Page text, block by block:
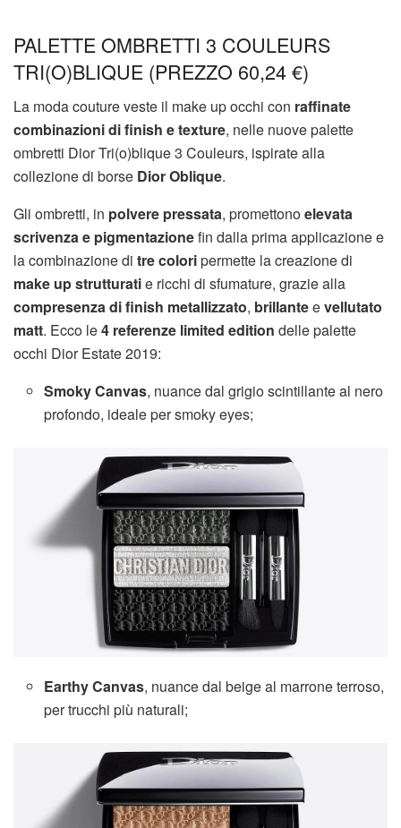
PALETTE OMBRETTI 3 COULEURS
TRI(O)BLIQUE (PREZZO 60,24 €)
La moda couture veste il make up occhi con raffinate
combinazioni di finish e texture, nelle nuove palette
ombretti Dior Tri(o)blique 3 Couleurs, ispirate alla
collezione di borse Dior Oblique.
Gli ombretti, in polvere pressata, promettonoelevata
scrivenza e pigmentazionefin dalla prima applicazione e
la combinazione di tre coloripermette la creazione di
make up strutturatie ricchi di sfumature, grazie alla
compresenza di finish metallizzato, brillanteevellutato
matt. Ecco le4 referenze limited edition delle palette
occhi Dior Estate 2019:
Smoky Canvas, nuance dal grigio scintillante al nero
profondo, ideale per smoky eyes;
Earthy Canvas, nuance dal beige al marrone terroso,
per trucchi più naturali;